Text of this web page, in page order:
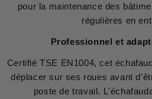
pour la maintenance des
régulières en
Professionnel et
Certifié TSE EN1004, cet
déplacer sur ses roues avant
poste de travail.